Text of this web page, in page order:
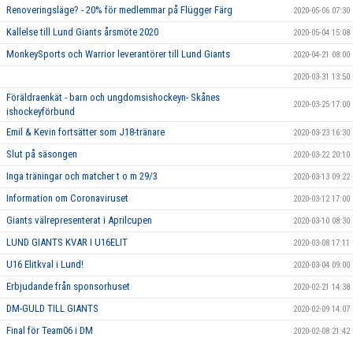
Renoveringsläge? - 20% för medlemmar på Flügger Färg 2020-05-06 07:30
Kallelse till Lund Giants årsmöte 2020 2020-05-04 15:08
MonkeySports och Warrior leverantörer till Lund Giants 2020-04-21 08:00
2020-03-31 13:50
Föräldraenkät - barn och ungdomsishockeyn- Skånes
ishockeyförbund
2020-03-25 17:00
Emil & Kevin fortsätter som J18-tränare 2020-03-23 16:30
Slut på säsongen 2020-03-22 20:10
Inga träningar och matcher t o m 29/3 2020-03-13 09:22
Information om Coronaviruset 2020-03-12 17:00
Giants välrepresenterat i Aprilcupen 2020-03-10 08:30
LUND GIANTS KVAR I U16ELIT 2020-03-08 17:11
U16 Elitkval i Lund! 2020-03-04 09:00
Erbjudande från sponsorhuset 2020-02-21 14:38
DM-GULD TILL GIANTS 2020-02-09 14:07
Final för Team06 i DM 2020-02-08 21:42